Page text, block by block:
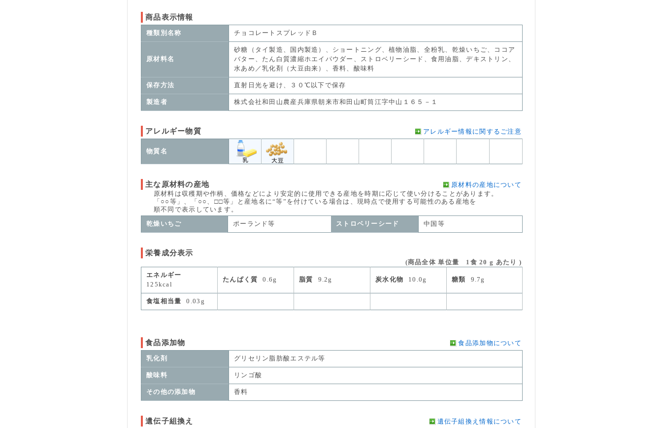
商品表示情報
種類別名称 チョコレートスプレッドＢ
原材料名
砂糖（タイ製造、国内製造）、ショートニング、植物油脂、全粉乳、乾燥いちご、ココア
バター、たん白質濃縮ホエイパウダー、ストロベリーシード、食用油脂、デキストリン、
水あめ／乳化剤（大豆由来）、香料、酸味料
保存方法 直射日光を避け、３０℃以下で保存
製造者 株式会社和田山農産兵庫県朝来市和田山町筒江字中山１６５－１
アレルギー物質 アレルギー情報に関するご注意
物質名
主な原材料の産地
原材料の産地について
原材料は収穫期や作柄、価格などにより安定的に使用できる産地を時期に応じて使い分けることがあります。
「○○等」、「○○、□□等」と産地名に“等”を付けている場合は、現時点で使用する可能性のある産地を
順不同で表示しています。
乾燥いちご ポーランド等 ストロベリーシード 中国等
栄養成分表示
(商品全体 単位量 1食 20 g あたり )
エネルギー
125kcal
たんぱく質 0.6g 脂質 9.2g 炭水化物 10.0g 糖類 9.7g
食塩相当量 0.03g
食品添加物 食品添加物について
乳化剤 グリセリン脂肪酸エステル等
酸味料 リンゴ酸
その他の添加物 香料
遺伝子組換え 遺伝子組換え情報について